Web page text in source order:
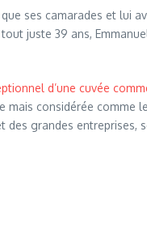
ses camarades et lui
juste 39 ans,
d’une cuvée
mais considérée comme
des grandes entreprises,